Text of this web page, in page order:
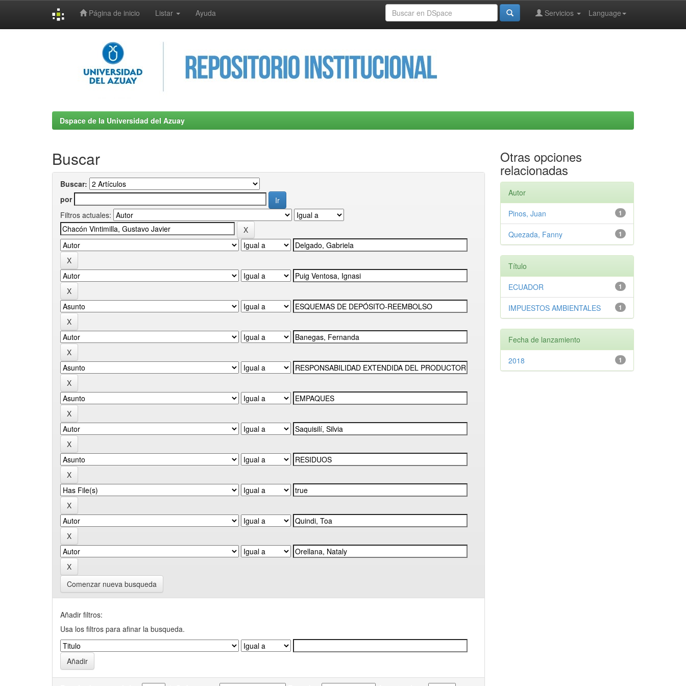
Página de inicio Listar Ayuda Language
Servicios
Dspace de la Universidad del Azuay
Buscar
Buscar:
por
Filtros actuales:
Comenzar nueva busqueda
Añadir filtros:
Usa los filtros para afinar la busqueda.
Otras opciones
relacionadas
Autor
1
Pinos, Juan
1
Quezada, Fanny
Título
1
ECUADOR
1
IMPUESTOS AMBIENTALES
Fecha de lanzamiento
1
2018